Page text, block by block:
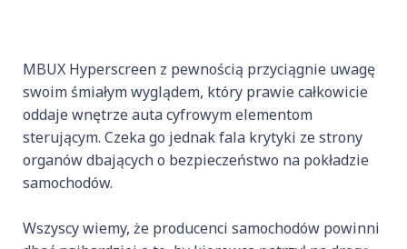
MBUX Hyperscreen z pewnością przyciągnie uwagę
swoim śmiałym wyglądem, który prawie całkowicie
oddaje wnętrze auta cyfrowym elementom
sterującym. Czeka go jednak fala krytyki ze strony
organów dbających o bezpieczeństwo na pokładzie
samochodów.
Wszyscy wiemy, że producenci samochodów powinni